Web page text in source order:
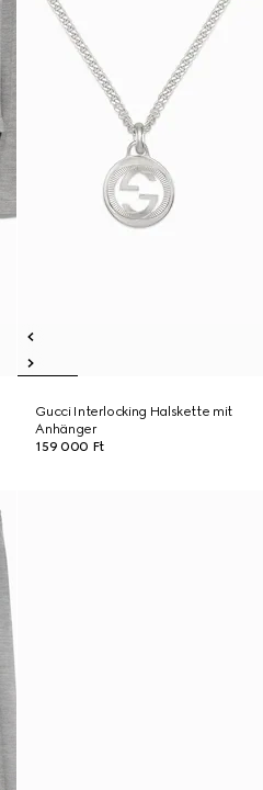
Gucci Interlocking Halskette mit
Anhänger
159 000 Ft